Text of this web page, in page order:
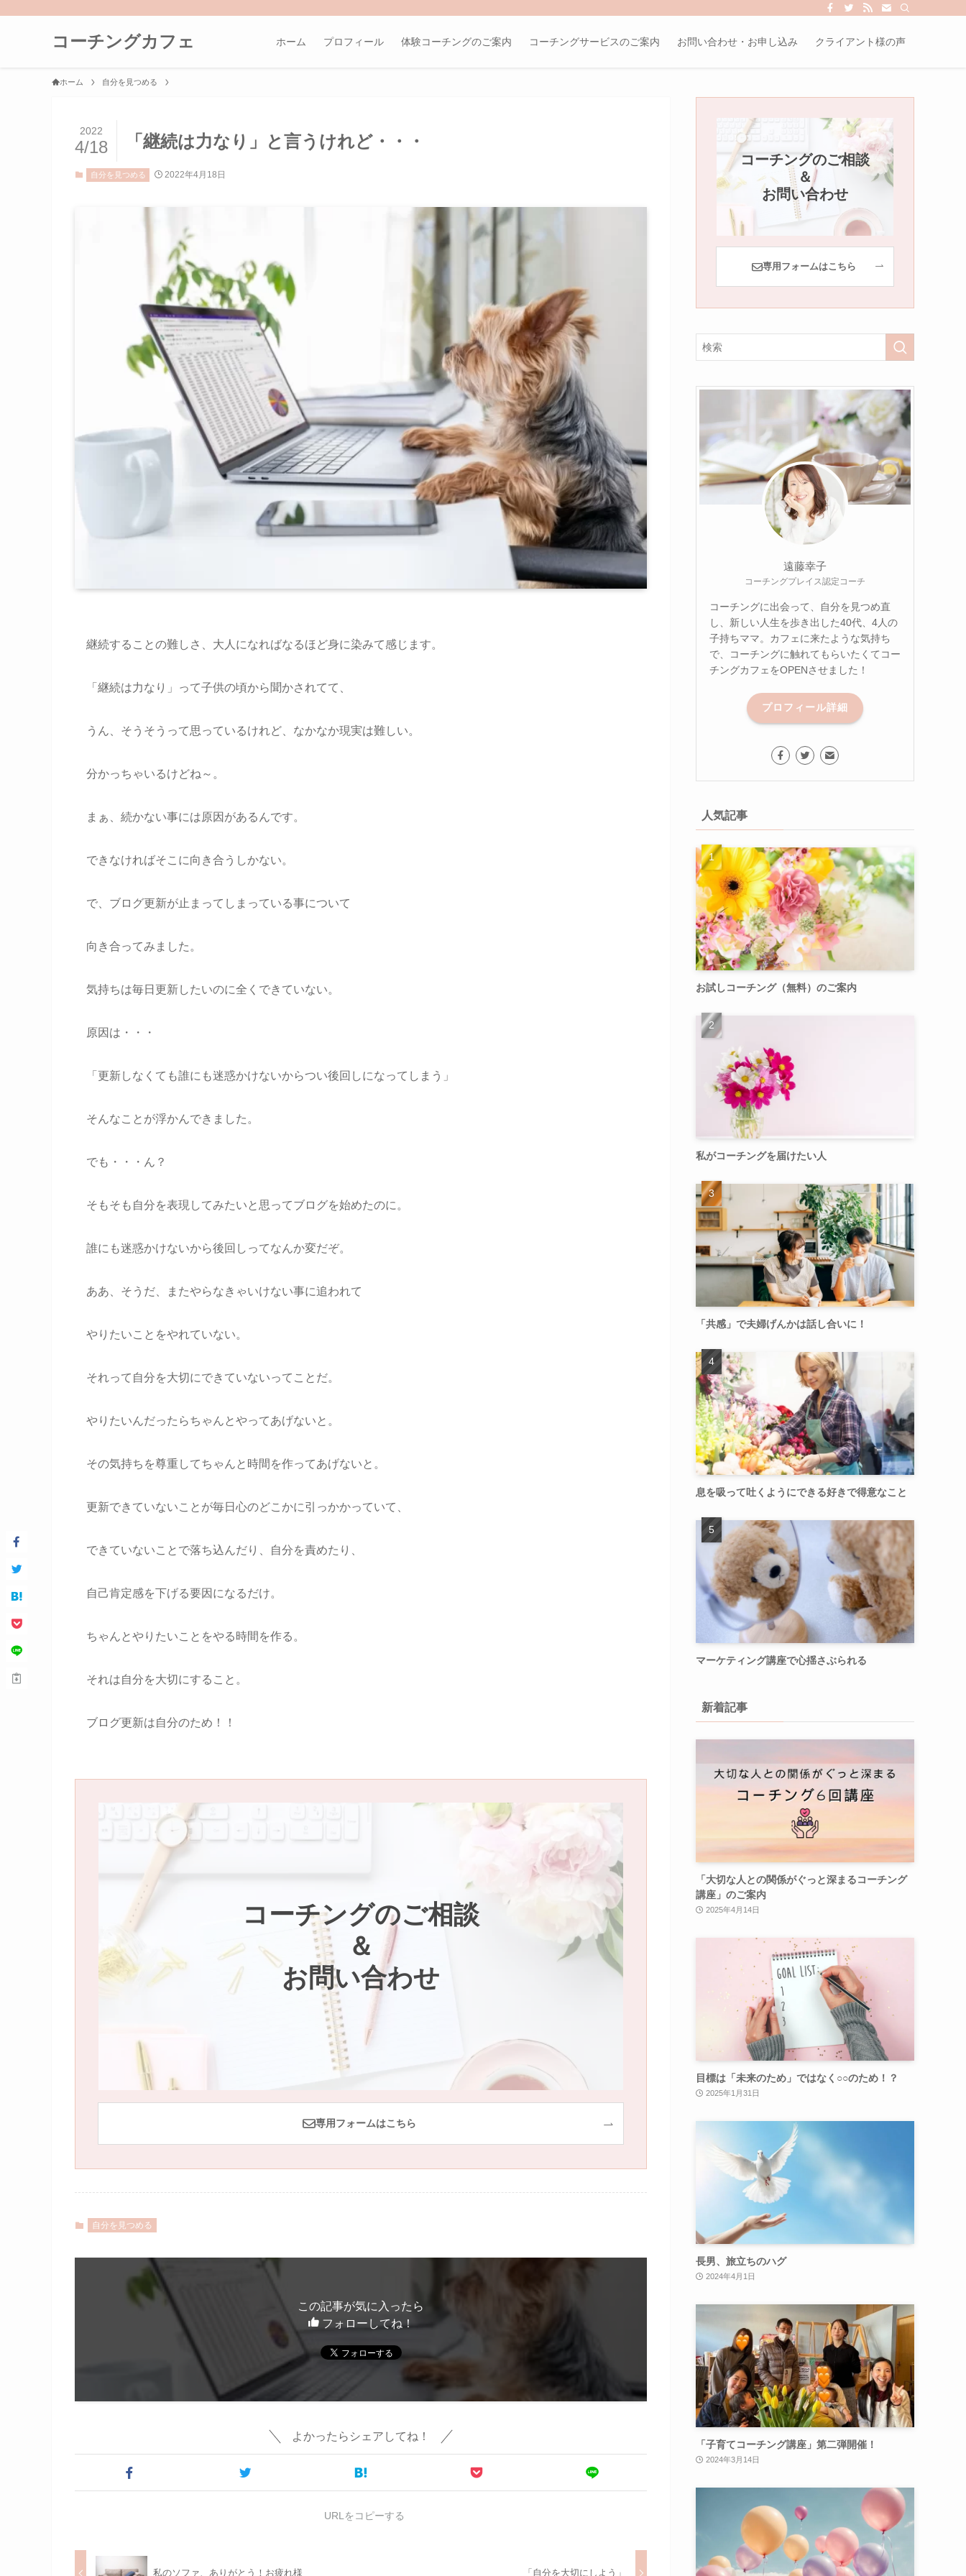
コーチングカフェ ホーム プロフィール 体験コーチングのご案内 コーチングサービスのご案内 お問い合わせ・お申し込み クライアント様の声
ホーム 自分を見つめる
「継続は力なり」と言うけれど・・・
2022
4/18
自分を見つめる 2022年4月18日
継続することの難しさ、大人になればなるほど身に染みて感じます。
「継続は力なり」って子供の頃から聞かされてて、
うん、そうそうって思っているけれど、なかなか現実は難しい。
分かっちゃいるけどね～。
まぁ、続かない事には原因があるんです。
できなければそこに向き合うしかない。
で、ブログ更新が止まってしまっている事について
向き合ってみました。
気持ちは毎日更新したいのに全くできていない。
原因は・・・
「更新しなくても誰にも迷惑かけないからつい後回しになってしまう」
そんなことが浮かんできました。
でも・・・ん？
そもそも自分を表現してみたいと思ってブログを始めたのに。
誰にも迷惑かけないから後回しってなんか変だぞ。
ああ、そうだ、またやらなきゃいけない事に追われて
やりたいことをやれていない。
それって自分を大切にできていないってことだ。
やりたいんだったらちゃんとやってあげないと。
その気持ちを尊重してちゃんと時間を作ってあげないと。
更新できていないことが毎日心のどこかに引っかかっていて、
できていないことで落ち込んだり、自分を責めたり、
自己肯定感を下げる要因になるだけ。
ちゃんとやりたいことをやる時間を作る。
それは自分を大切にすること。
ブログ更新は自分のため！！
コーチングのご相談
＆
お問い合わせ
専用フォームはこちら
自分を見つめる
この記事が気に入ったら
フォローしてね！
よかったらシェアしてね！
URLをコピーする
私のソファ、ありがとう！お疲れ様 「自分を大切にしよう」
コーチングのご相談
＆
お問い合わせ
専用フォームはこちら
遠藤幸子
コーチングプレイス認定コーチ
コーチングに出会って、自分を見つめ直
し、新しい人生を歩き出した40代、4人の
子持ちママ。カフェに来たような気持ち
で、コーチングに触れてもらいたくてコー
チングカフェをOPENさせました！
プロフィール詳細
人気記事
お試しコーチング（無料）のご案内
私がコーチングを届けたい人
「共感」で夫婦げんかは話し合いに！
息を吸って吐くようにできる好きで得意なこと
マーケティング講座で心揺さぶられる
新着記事
「大切な人との関係がぐっと深まるコーチング
講座」のご案内
2025年4月14日
目標は「未来のため」ではなく○○のため！？
2025年1月31日
長男、旅立ちのハグ
2024年4月1日
「子育てコーチング講座」第二弾開催！
2024年3月14日